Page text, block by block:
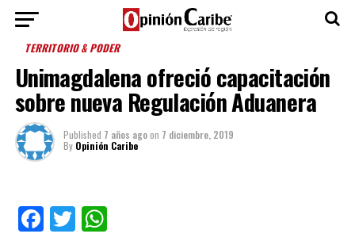
TERRITORIO & PODER
Unimagdalena ofreció capacitación
sobre nueva Regulación Aduanera
Published 7 años agoon 7 diciembre, 2019
By Opinión Caribe
Facebook
TwitterWhatsApp